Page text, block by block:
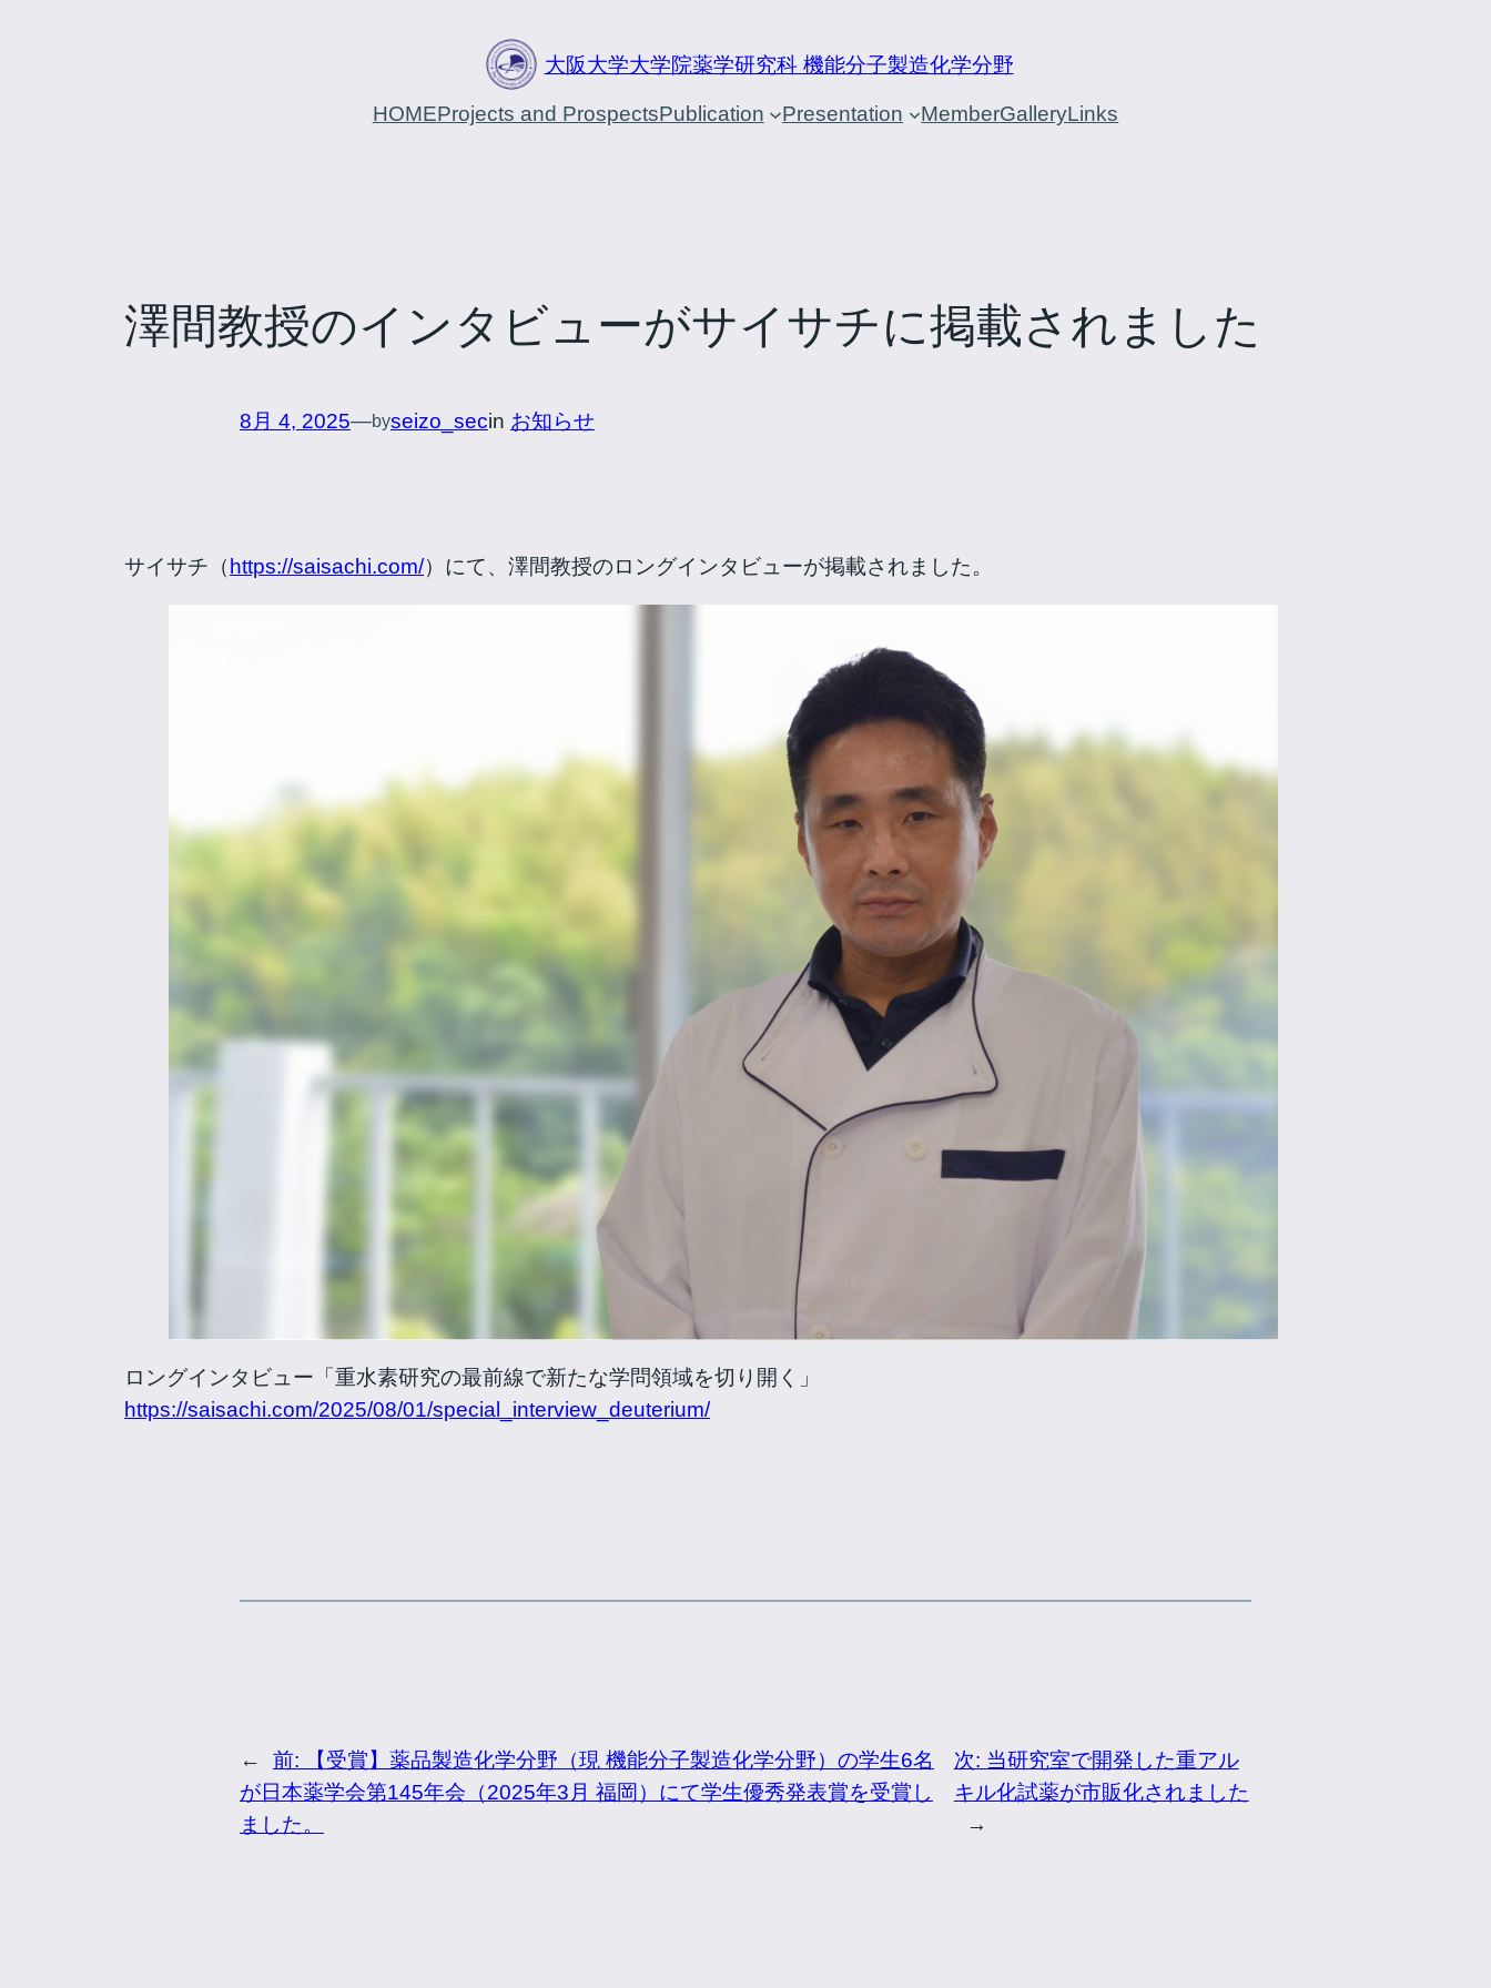
大阪大学大学院薬学研究科 機能分子製造化学分野
HOMEProjects and ProspectsPublication Presentation MemberGalleryLinks
澤間教授のインタビューがサイサチに掲載されました
8月 4, 2025—byseizo_secin お知らせ
サイサチ（ https://saisachi.com/）にて、澤間教授のロングインタビューが掲載されました。
ロングインタビュー「重水素研究の最前線で新たな学問領域を切り開く」
https://saisachi.com/2025/08/01/special_interview_deuterium/
← 前:
【受賞】薬品製造化学分野（現 機能分子製造化学分野）の学生6名
が日本薬学会第145年会（2025年3月 福岡）にて学生優秀発表賞を受賞し
ました。
次: 当研究室で開発した重アル
キル化試薬が市販化されました
→